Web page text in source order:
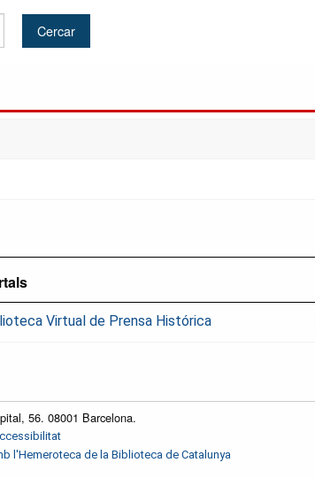
Virtual de Prensa Histórica
56. 08001 Barcelona.
l'Hemeroteca de la Biblioteca de Catalunya